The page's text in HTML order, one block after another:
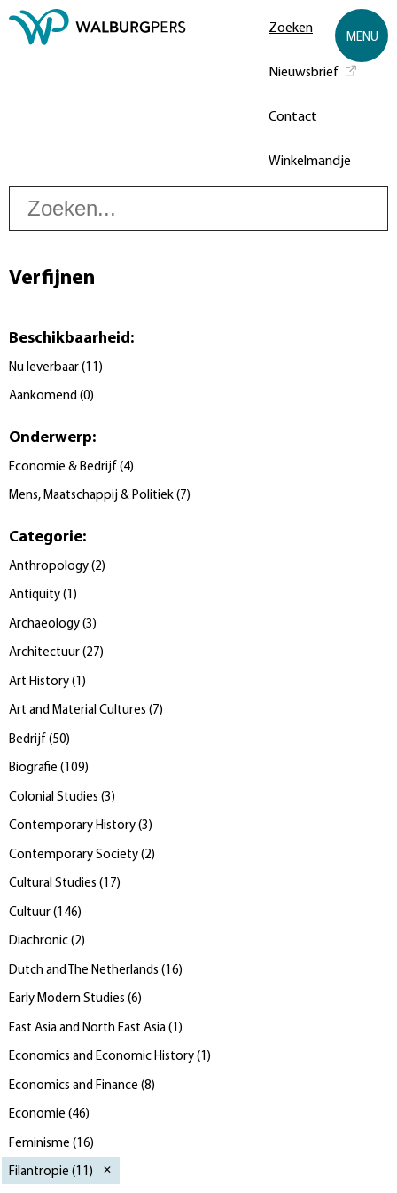
Zoeken
Nieuwsbrief
Contact
Winkelmandje
MENU
Verfijnen
Beschikbaarheid:
Nu leverbaar (11 )
Aankomend (0)
Onderwerp:
Economie & Bedrijf (4)
Mens, Maatschappij & Politiek (7)
Categorie:
Anthropology (2)
Antiquity (1 )
Archaeology (3)
Architectuur (27)
Art History (1 )
Art and Material Cultures (7)
Bedrijf (50)
Biografie (109)
Colonial Studies (3)
Contemporary History (3)
Contemporary Society (2)
Cultural Studies (17)
Cultuur (146)
Diachronic (2)
Dutch and The Netherlands (16)
Early Modern Studies (6)
East Asia and North East Asia (1 )
Economics and Economic History (1 )
Economics and Finance (8)
Economie (46)
Feminisme (16)
Filantropie (11 )